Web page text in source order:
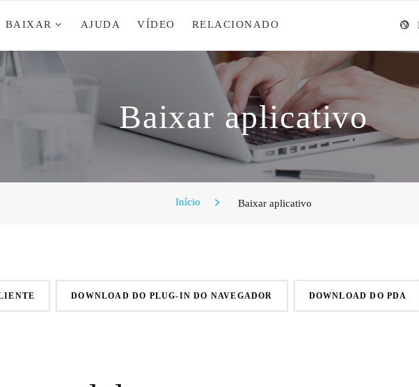
BAIXAR AJUDA VÍDEO RELACIONADO
Baixar aplicativo
Início Baixar aplicativo
DOWNLOAD DO PLUG-IN DO NAVEGADOR DOWNLOAD DO PDA